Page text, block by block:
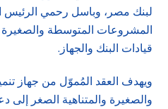
لبنك مصر، وباسل رحمي الرئيس
المشروعات المتوسطة والصغيرة
قيادات البنك والجهاز.
ويهدف العقد المُموّل من جهاز
والصغيرة والمتناهية الصغر